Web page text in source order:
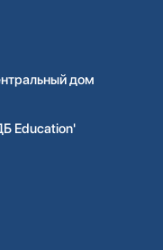
дом
Education'